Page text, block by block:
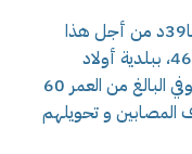
و تدخلت ذات المصالح على الساعة 08سا39د من أجل هذا
الحادث على مستوى الطريق الوطني رقم 46، ببلدية أولاد
سليمان، دائرة بن سرور ، أين تم نقل المتوفي البالغ من العمر 60
و تحويلهم